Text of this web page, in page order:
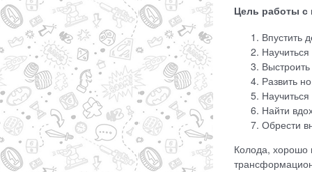
Цель работы с
Впустить
Научиться
Развить
Найти
Обрести
Колода, хорошо